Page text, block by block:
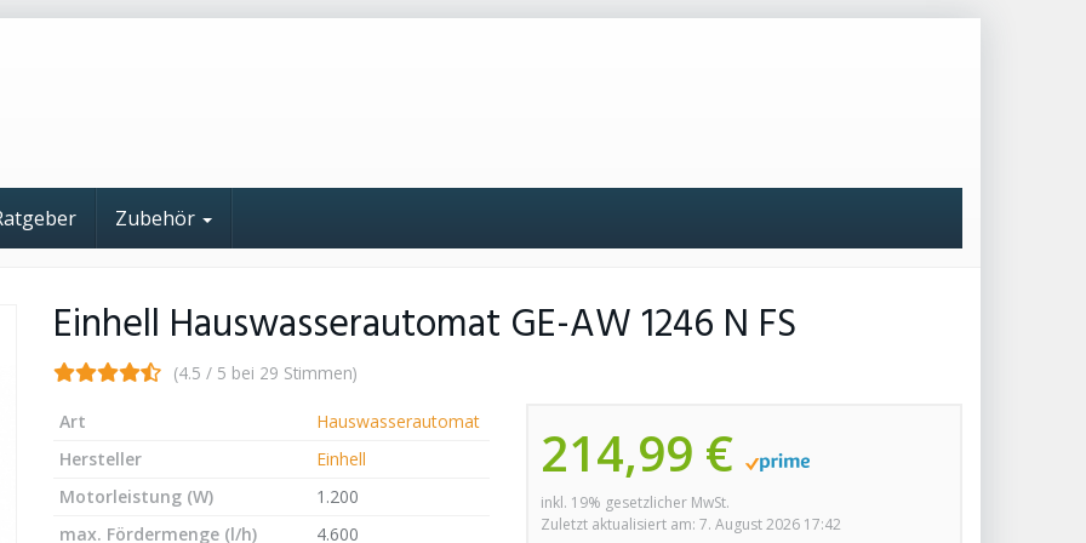
Zubehör
Einhell Hauswasserautomat GE-AW 1246 N FS
(4.5 / 5 bei 29 Stimmen)
214,99 €
inkl. 19% gesetzlicher MwSt.
Zuletzt aktualisiert am: 7. August 2026 17:42
Art
Hauswasserautomat
Hersteller
Einhell
Motorleistung (W)
1.200
max. Fördermenge (l/h)
4.600